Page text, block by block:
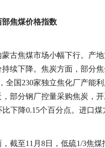
部焦煤价格指数
古焦煤市场小幅下行。产
续下降。焦炭方面，部分
全国230家独立焦化厂产能
部分钢厂控量采购焦炭，
比下降0.15个百分点。进口
截至11月8日，低硫1/3焦